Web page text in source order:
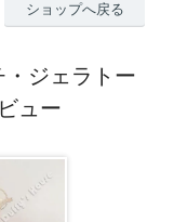
ショップへ戻る
ジェラトー
ュー